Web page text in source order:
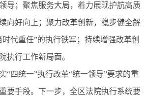
导；聚焦服务大局，着力展现护航高质
向好向上；聚力改革创新，稳步健全解
代重任”的执行铁军；持续增强改革创
执行工作新局面。
统一”执行改革“统一领导”要求的重
要手段。下一步，全区法院执行系统要